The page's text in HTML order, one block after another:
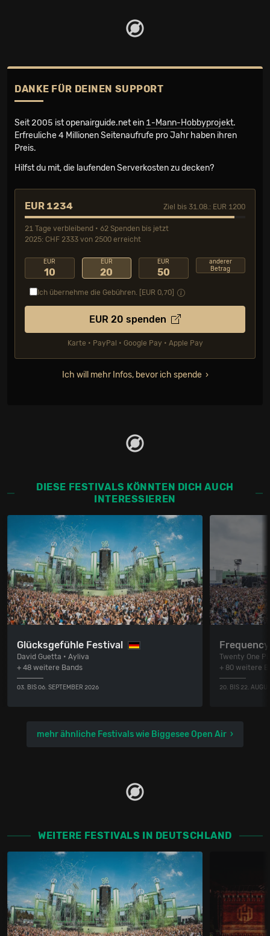
DANKE FÜR DEINEN SUPPORT
Seit 2005 ist openairguide.net ein 1-Mann-Hobbyprojekt.
Erfreuliche 4 Millionen Seiten­aufrufe pro Jahr haben ihren
Preis.
Hilfst du mit, die laufenden Serverkosten zu decken?
EUR 1234 Ziel bis 31.08.: EUR 1200
21 Tage verbleibend • 62 Spenden bis jetzt
2025: CHF 2333 von 2500 erreicht
EUR
10
EUR
20
EUR
50
anderer
Betrag
Ich übernehme die Gebühren. [EUR 0,70
EUR 20 spenden
Karte • PayPal • Google Pay • Apple Pay
Ich will mehr Infos, bevor ich spende
DIESE FESTIVALS KÖNNTEN DICH AUCH
INTERESSIEREN
Glücksgefühle Festival
David Guetta • Ayliva
+ 48 weitere Bands
03. BIS 06. SEPTEMBER 2026
Twenty One
+ 80 weitere
20. BIS 22.
mehr ähnliche Festivals wie Biggesee Open Air
WEITERE FESTIVALS IN DEUTSCHLAND